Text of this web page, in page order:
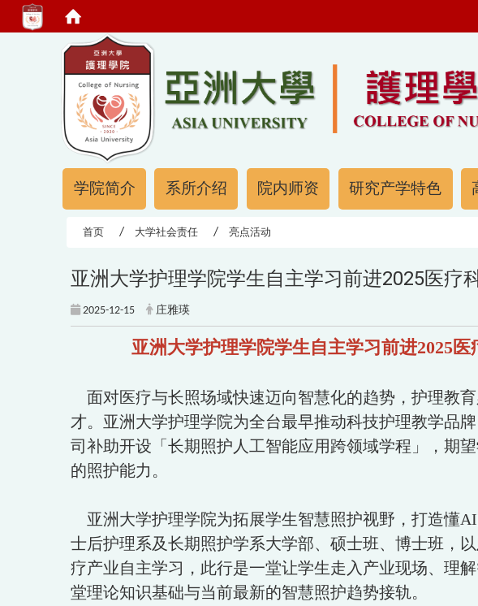
学院简介 系所介绍 院内师资 研究产学特色
首页 大学社会责任 亮点活动
亚洲大学护理学院学生自主学习前进2025医疗
2025-12-15 庄雅瑛
亚洲大学护理学院学生自主学习前进2025
面对医疗与长照场域快速迈向智慧化的趋势，护理教
才。亚洲大学护理学院为全台最早推动科技护理教学品
司补助开设「长期照护人工智能应用跨领域学程」，期
的照护能力。
亚洲大学护理学院为拓展学生智慧照护视野，打造懂
士后护理系及长期照护学系大学部、硕士班、博士班，
疗产业自主学习，此行是一堂让学生走入产业现场、理
堂理论知识基础与当前最新的智慧照护趋势接轨。